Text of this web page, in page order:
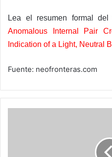
Lea el resumen formal
Anomalous Internal Pair
Indication of a Light, Neutral
Fuente: neofronteras.com